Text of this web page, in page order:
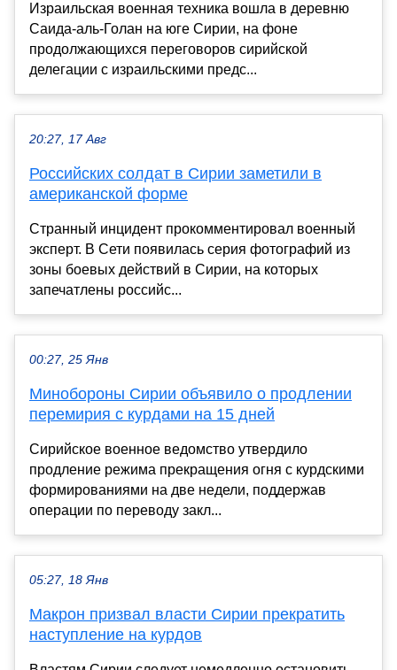
Израильская военная техника вошла в деревню
Саида-аль-Голан на юге Сирии, на фоне
продолжающихся переговоров сирийской
делегации с израильскими предс...
20:27, 17 Авг
Российских солдат в Сирии заметили в
американской форме
Странный инцидент прокомментировал военный
эксперт. В Сети появилась серия фотографий из
зоны боевых действий в Сирии, на которых
запечатлены российс...
00:27, 25 Янв
Минобороны Сирии объявило о продлении
перемирия с курдами на 15 дней
Сирийское военное ведомство утвердило
продление режима прекращения огня с курдскими
формированиями на две недели, поддержав
операции по переводу закл...
05:27, 18 Янв
Макрон призвал власти Сирии прекратить
наступление на курдов